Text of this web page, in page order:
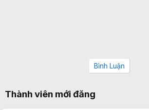
Bình Luận
Thành viên mới đăng